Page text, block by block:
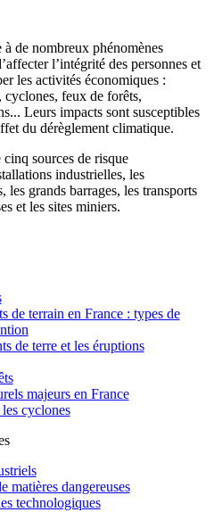
à de nombreux phénomènes
l’intégrité des personnes et
les activités économiques :
cyclones, feux de forêts,
Leurs impacts sont susceptibles
du dérèglement climatique.
sources de risque
industrielles, les
les grands barrages, les transports
et les sites miniers.
de terrain en France : types de
de terre et les éruptions
majeurs en France
cyclones
matières dangereuses
technologiques